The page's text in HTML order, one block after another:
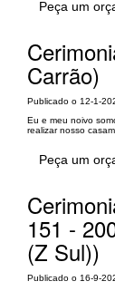
Peça um
Carrão)
Publicado o 12-1-
Eu e meu noivo
realizar nosso
Peça um
151 -
(Z Sul))
Publicado o 16-9-